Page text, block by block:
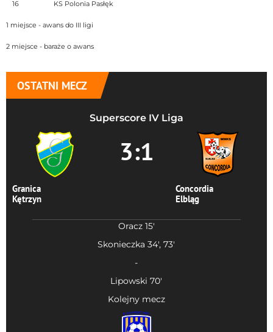
16
KS Polonia Pasłęk
1 miejsce - awans do III ligi
2 miejsce - baraże o awans
OSTATNI MECZ
Superscore IV Liga
Granica
Kętrzyn
3:1
Concordia
Elbląg
Oracz 15'
Skonieczka 34', 73'
-
Lipowski 70'
Kolejny mecz